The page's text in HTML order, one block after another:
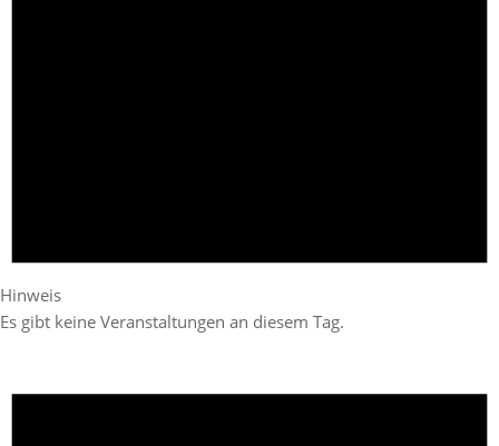
Hinweis
Es gibt keine Veranstaltungen an diesem Tag.